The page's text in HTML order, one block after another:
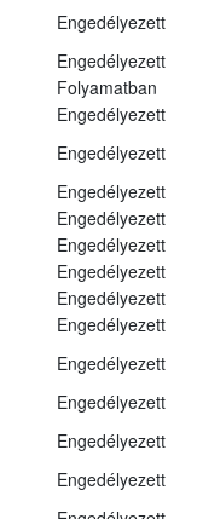
Engedélyezett
Engedélyezett
Folyamatban
Engedélyezett
Engedélyezett
Engedélyezett
Engedélyezett
Engedélyezett
Engedélyezett
Engedélyezett
Engedélyezett
Engedélyezett
Engedélyezett
Engedélyezett
Engedélyezett